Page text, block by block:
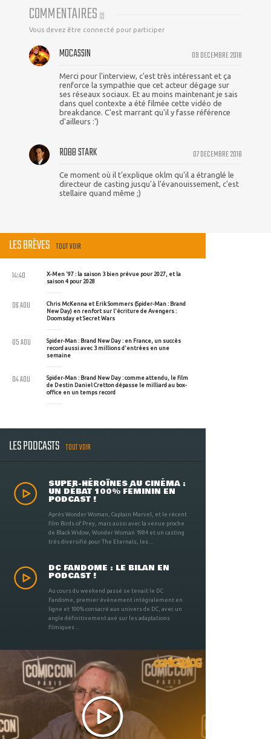
COMMENTAIRES (2)
Vous devez être connecté pour participer
09 DECEMBRE 2018
MOCASSIN
Merci pour l'interview, c'est très intéressant et ça
renforce la sympathie que cet acteur dégage sur
ses réseaux sociaux. Et au moins maintenant je sais
dans quel contexte a été filmée cette vidéo de
breakdance. C'est marrant qu'il y fasse référence
d'ailleurs :')
07 DECEMBRE 2018
ROBB STARK
Ce moment où il t'explique oklm qu'il a étranglé le
directeur de casting jusqu'à l'évanouissement, c'est
stellaire quand même ;)
LES BRÈVES TOUT VOIR
X-Men '97 : la saison 3 bien prévue pour 2027, et la
saison 4 pour 2028
14:40
Chris McKenna et Erik Sommers (Spider-Man : Brand
New Day) en renfort sur l'écriture de Avengers :
Doomsday et Secret Wars
06 AOU
Spider-Man : Brand New Day : en France, un succès
record aussi avec 3 millions d'entrées en une
semaine
05 AOU
Spider-Man : Brand New Day : comme attendu, le film
de Destin Daniel Cretton dépasse le milliard au box-
office en un temps record
04 AOU
LES PODCASTS TOUT VOIR
SUPER-HÉROÏNES AU CINÉMA :
UN DÉBAT 100% FÉMININ EN
PODCAST !
Après Wonder Woman, Captain Marvel, et le récent
film Birds of Prey, mais aussi avec la venue proche
de Black Widow, Wonder Woman 1984 et un casting
très diversifié pour The Eternals, les ...
DC FANDOME : LE BILAN EN
PODCAST !
Au cours du weekend passé se tenait le DC
Fandome, premier évènement intégralement en
ligne et 100% consacré aux univers de DC, avec un
angle définitivement axé sur les adaptations
filmiques ...